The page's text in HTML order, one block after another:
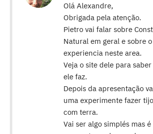
Olá Alexandre,
Obrigada pela atenção.
Pietro vai falar sobre
Natural em geral e sobre
experiencia neste area.
Veja o site dele para
ele faz.
Depois da apresentação
uma experimente fazer
com terra.
Vai ser algo simplés mas é